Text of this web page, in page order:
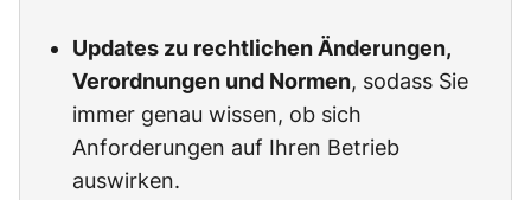
Updates zu rechtlichen Änderungen,
Verordnungen und Normen, sodass Sie
immer genau wissen, ob sich
Anforderungen auf Ihren Betrieb
auswirken.